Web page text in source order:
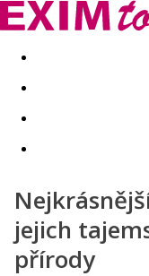
Akční nabídky Last
jejich
přírody